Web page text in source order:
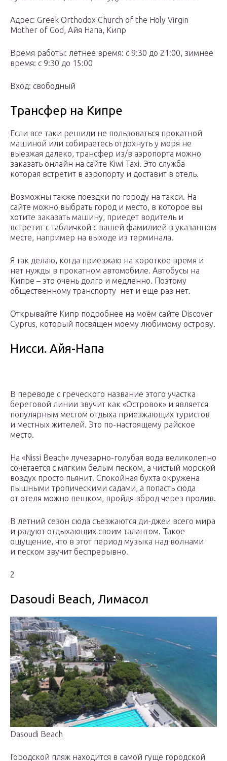
Адрес: Greek Orthodox Church of the Holy Virgin
Mother of God, Айя Напа, Кипр
Время работы: летнее время: с 9:30 до 21:00, зимнее
время: с 9:30 до 15:00
Вход: свободный
Трансфер на Кипре
Если все таки решили не пользоваться прокатной
машиной или собираетесь отдохнуть у моря не
выезжая далеко, трансфер из/в аэропорта можно
заказать онлайн на сайте Kiwi Taxi. Это служба
которая встретит в аэропорту и доставит в отель.
Возможны также поездки по городу на такси. На
сайте можно выбрать город и место, в которое вы
хотите заказать машину, приедет водитель и
встретит с табличкой с вашей фамилией в указанном
месте, например на выходе из терминала.
Я так делаю, когда приезжаю на короткое время и
нет нужды в прокатном автомобиле. Автобусы на
Кипре – это очень долго и медленно. Поэтому
общественному транспорту нет и еще раз нет.
Открывайте Кипр подробнее на моём сайте Discover
Cyprus, который посвящен моему любимому острову.
Нисси. Айя-Напа
В переводе с греческого название этого участка
береговой линии звучит как «Островок» и является
популярным местом отдыха приезжающих туристов
и местных жителей. Это по-настоящему райское
место.
На «Nissi Beach» лучезарно-голубая вода великолепно
сочетается с мягким белым песком, а чистый морской
воздух просто пьянит. Спокойная бухта окружена
пышными тропическими садами, а попасть сюда
от отеля можно пешком, пройдя вброд через пролив.
В летний сезон сюда съезжаются ди-джеи всего мира
и радуют отдыхающих своим талантом. Такое
ощущение, что в этот период музыка над волнами
и песком звучит беспрерывно.
2
Dasoudi Beach, Лимасол
Dasoudi Beach
Городской пляж находится в самой гуще городской